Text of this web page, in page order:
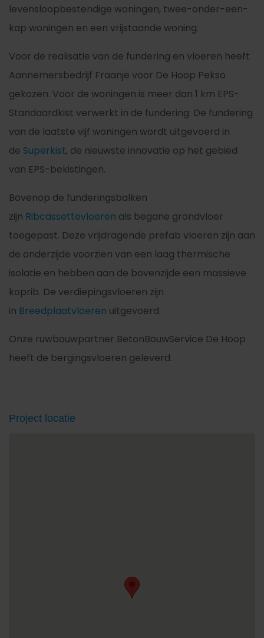
levensloopbestendige woningen, twee-onder-een-
kap woningen en een vrijstaande woning.
Voor de realisatie van de fundering en vloeren heeft
Aannemersbedrijf Fraanje voor De Hoop Pekso
gekozen. Voor de woningen is meer dan 1 km EPS-
Standaardkist verwerkt in de fundering. De fundering
van de laatste vijf woningen wordt uitgevoerd in
de Superkist, de nieuwste innovatie op het gebied
van EPS-bekistingen.
Bovenop de funderingsbalken
zijn Ribcassettevloeren als begane grondvloer
toegepast. Deze vrijdragende prefab vloeren zijn aan
de onderzijde voorzien van een laag thermische
isolatie en hebben aan de bovenzijde een massieve
koprib. De verdiepingsvloeren zijn
in Breedplaatvloeren uitgevoerd.
Onze ruwbouwpartner BetonBouwService De Hoop
heeft de bergingsvloeren geleverd.
Project locatie